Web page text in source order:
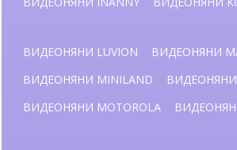
ВИДЕОНЯНИ LUVION
ВИДЕОНЯНИ
ВИДЕОНЯНИ MINILAND
ВИДЕОНЯНИ
ВИДЕОНЯНИ MOTOROLA